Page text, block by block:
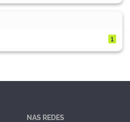
1
NAS REDES